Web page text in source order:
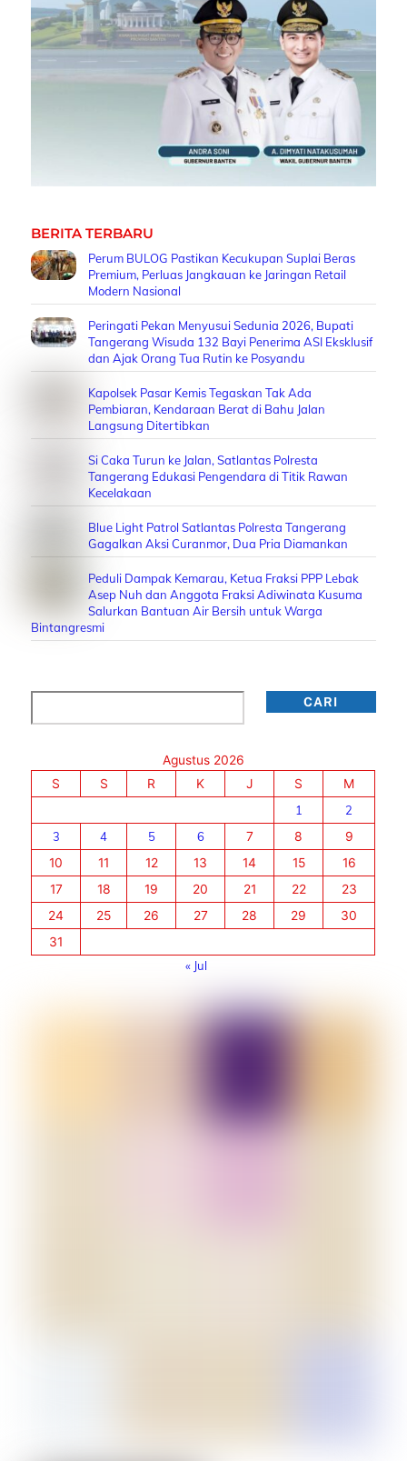
BERITA TERBARU
Perum BULOG Pastikan Kecukupan Suplai Beras
Premium, Perluas Jangkauan ke Jaringan Retail
Modern Nasional
Peringati Pekan Menyusui Sedunia 2026, Bupati
Tangerang Wisuda 132 Bayi Penerima ASI Eksklusif
dan Ajak Orang Tua Rutin ke Posyandu
Kapolsek Pasar Kemis Tegaskan Tak Ada
Pembiaran, Kendaraan Berat di Bahu Jalan
Langsung Ditertibkan
Si Caka Turun ke Jalan, Satlantas Polresta
Tangerang Edukasi Pengendara di Titik Rawan
Kecelakaan
Blue Light Patrol Satlantas Polresta Tangerang
Gagalkan Aksi Curanmor, Dua Pria Diamankan
Peduli Dampak Kemarau, Ketua Fraksi PPP Lebak
Asep Nuh dan Anggota Fraksi Adiwinata Kusuma
Salurkan Bantuan Air Bersih untuk Warga
Bintangresmi
CARI
Agustus 2026
S
S R K J S
M
1
2
3
4 5 6 7 8
9
10
11 12 13 14 15
16
17
18 19 20 21 22
23
24
25 26 27 28 29
30
31
« Jul